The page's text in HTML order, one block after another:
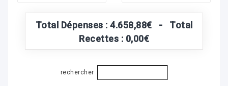
Total Dépenses : 4.658,88€ - Total
Recettes : 0,00€
rechercher